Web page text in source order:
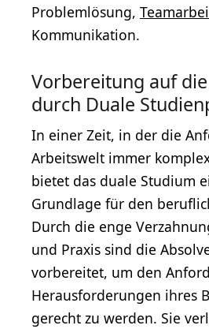
Problemlösung,
Kommunikation.
Vorbereitung auf
durch Duale
In einer Zeit, in der die
Arbeitswelt immer
bietet das duale Studium
Grundlage für den
Durch die enge
und Praxis sind die
vorbereitet, um den
Herausforderungen ihres
gerecht zu werden. Sie